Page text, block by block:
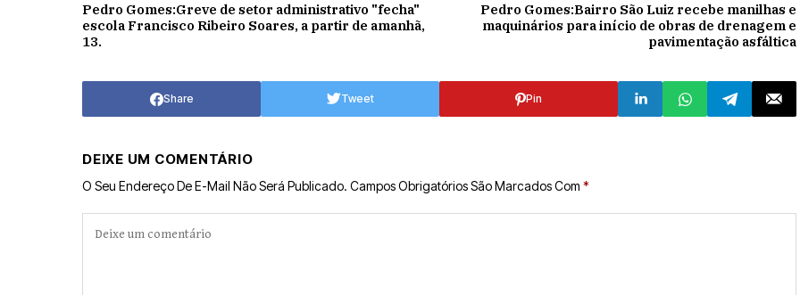
Pedro Gomes:Greve de setor administrativo "fecha"
escola Francisco Ribeiro Soares, a partir de amanhã,
13.
Pedro Gomes:Bairro São Luiz recebe manilhas e
maquinários para início de obras de drenagem e
pavimentação asfáltica
Share Tweet Pin
DEIXE UM COMENTÁRIO
O Seu Endereço De E-Mail Não Será Publicado. Campos Obrigatórios São Marcados Com *